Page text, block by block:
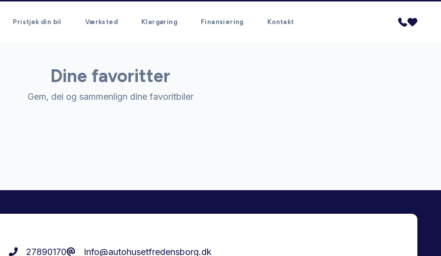
Pristjek din bil Værksted Klargøring Finansiering Kontakt
Dine favoritter
Gem, del og sammenlign dine favoritbiler
27890170 Info@autohusetfredensborg.dk